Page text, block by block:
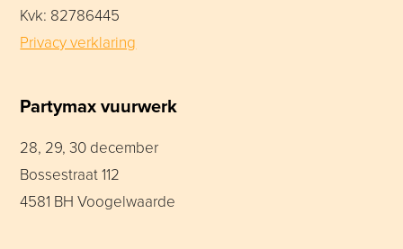
Kvk: 82786445
Privacy verklaring
Partymax vuurwerk
28, 29, 30 december
Bossestraat 112
4581 BH Voogelwaarde